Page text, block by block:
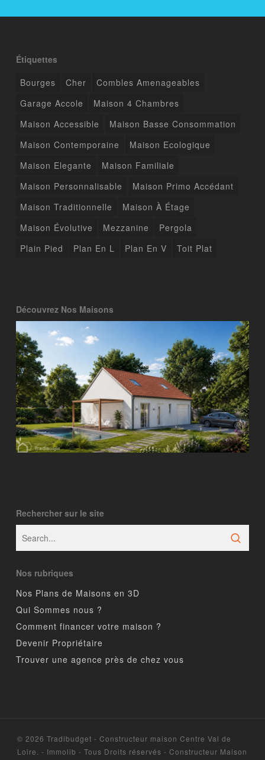
Étiquettes
Bourges
Cher
Combles Amenageables
Garage Accole
Maison 4 Chambres
Maison Accessible
Maison Basse Consommation
Maison Contemporaine
Maison Ecologique
Maison Elegante
Maison Familiale
Maison Personnalisable
Maison Primo Accédant
Maison Traditionnelle
Maison À Étage
Maison Évolutive
Mezzanine
Pergola
Plain Pied
Plan En L Plan En V Toit Plat
Découvrez Nos Maisons
Rechercher sur le site
Nos rubriques
Nos Plans de Maisons en 3D
Qui Sommes nous ?
Comment financer votre maison ?
Devenir Propriétaire
Trouver une agence près de chez vous
© 2026 Tradibudget - Constructeur maison Centre Val de
Loire. - Immolib - Tous Droits réservés - Constructeur Maison